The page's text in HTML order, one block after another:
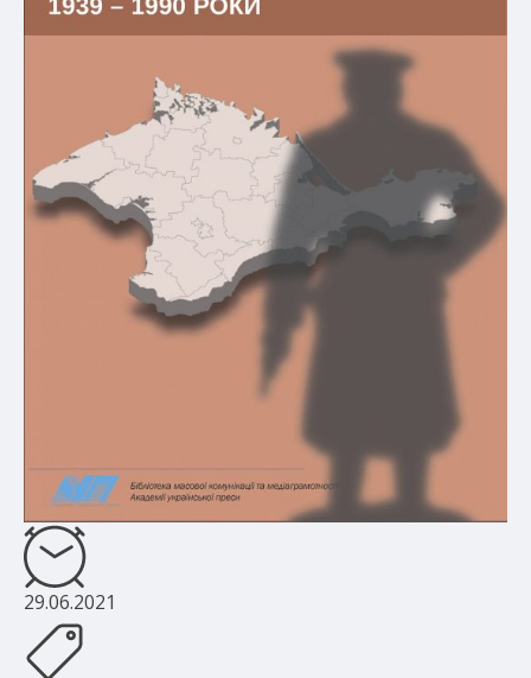
29.06.2021